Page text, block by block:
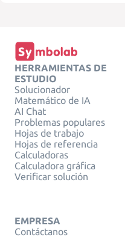
HERRAMIENTAS DE
ESTUDIO
Solucionador
Matemático de IA
AI Chat
Problemas populares
Hojas de trabajo
Hojas de referencia
Calculadoras
Calculadora gráfica
Verificar solución
EMPRESA
Contáctanos